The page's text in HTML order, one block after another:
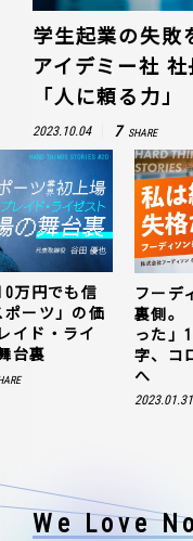
学生起業の失敗
アイデミー社
「人に頼る力」
2023.10.04 7 SHARE
万円でも信
ーツ」の価
イド・ライ
台裏
フーデ
裏側。
った」
字、コ
へ
2023.01.31
We Love